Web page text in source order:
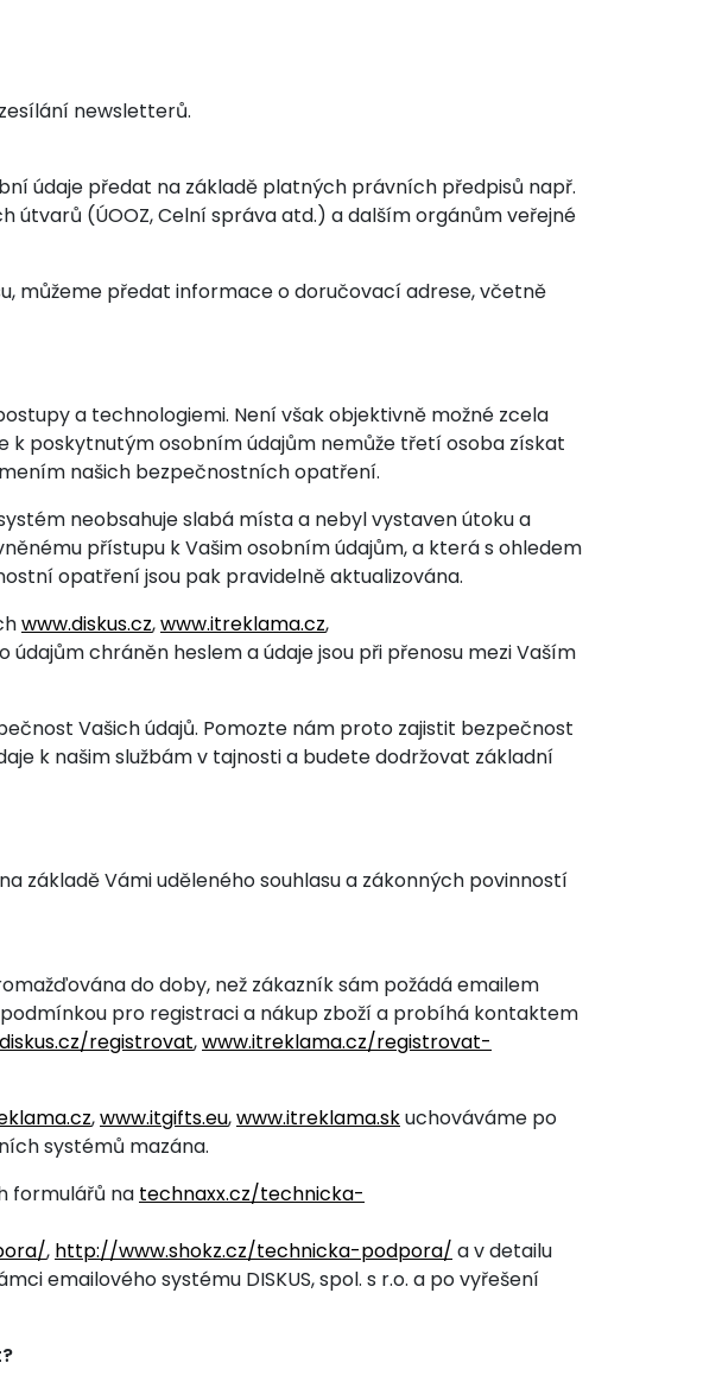
newsletterů.
údaje předat na základě platných právních předpisů např.
útvarů (ÚOOZ, Celní správa atd.) a dalším orgánům veřejné
můžeme předat informace o doručovací adrese, včetně
a technologiemi. Není však objektivně možné zcela
k poskytnutým osobním údajům nemůže třetí osoba získat
našich bezpečnostních opatření.
neobsahuje slabá místa a nebyl vystaven útoku a
přístupu k Vašim osobním údajům, a která s ohledem
opatření jsou pak pravidelně aktualizována.
www.diskus.cz,www.itreklama.cz,
údajům chráněn heslem a údaje jsou při přenosu mezi Vaším
Vašich údajů. Pomozte nám proto zajistit bezpečnost
k našim službám v tajnosti a budete dodržovat základní
základě Vámi uděleného souhlasu a zákonných povinností
do doby, než zákazník sám požádá emailem
pro registraci a nákup zboží a probíhá kontaktem
registrovat,www.itreklama.cz/registrovat-
,www.itgifts.eu,www.itreklama.skuchováváme po
systémů mazána.
formulářů na technaxx.cz/technicka-
, http://www.shokz.cz/technicka-podpora/ a v detailu
emailového systému DISKUS, spol. s r.o. a po vyřešení